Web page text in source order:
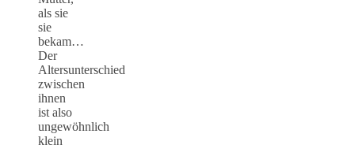
als sie
sie
bekam…
Der
Altersunterschied
zwischen
ihnen
ist also
ungewöhnlich
klein